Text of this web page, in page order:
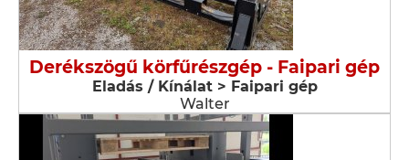
Derékszögű körfűrészgép - Faipari gép
Eladás / Kínálat > Faipari gép
Walter